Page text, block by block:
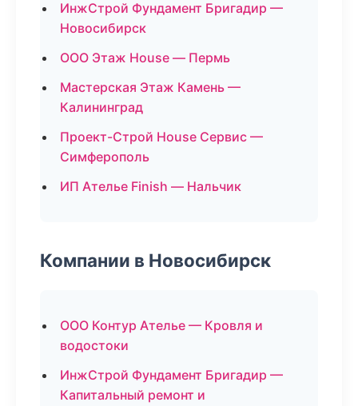
ИнжСтрой Фундамент Бригадир —
Новосибирск
ООО Этаж House — Пермь
Мастерская Этаж Камень —
Калининград
Проект-Строй House Сервис —
Симферополь
ИП Ателье Finish — Нальчик
Компании в Новосибирск
ООО Контур Ателье — Кровля и
водостоки
ИнжСтрой Фундамент Бригадир —
Капитальный ремонт и